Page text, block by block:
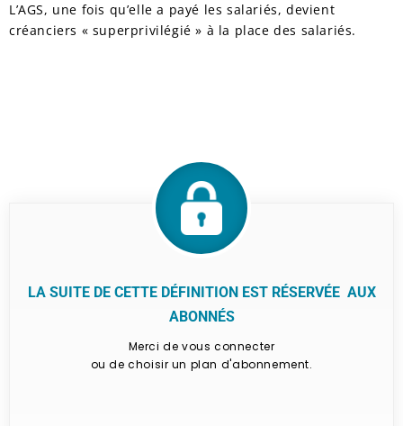
L’AGS, une fois qu’elle a payé les salariés, devient
créanciers « superprivilégié » à la place des salariés.
LA SUITE DE CETTE DÉFINITION EST RÉSERVÉE AUX
ABONNÉS
Merci de vous connecter
ou de choisir un plan d'abonnement.